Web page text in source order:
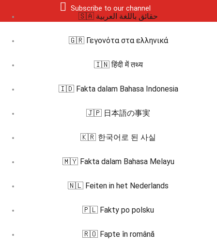
Subscribe to our channel
🇸🇦 حقائق باللغة العربية
🇬🇷 Γεγονότα στα ελληνικά
🇮🇳 हिंदी में तथ्य
🇮🇩 Fakta dalam Bahasa Indonesia
🇯🇵 日本語の事実
🇰🇷 한국어로 된 사실
🇲🇾 Fakta dalam Bahasa Melayu
🇳🇱 Feiten in het Nederlands
🇵🇱 Fakty po polsku
🇷🇴 Fapte în română